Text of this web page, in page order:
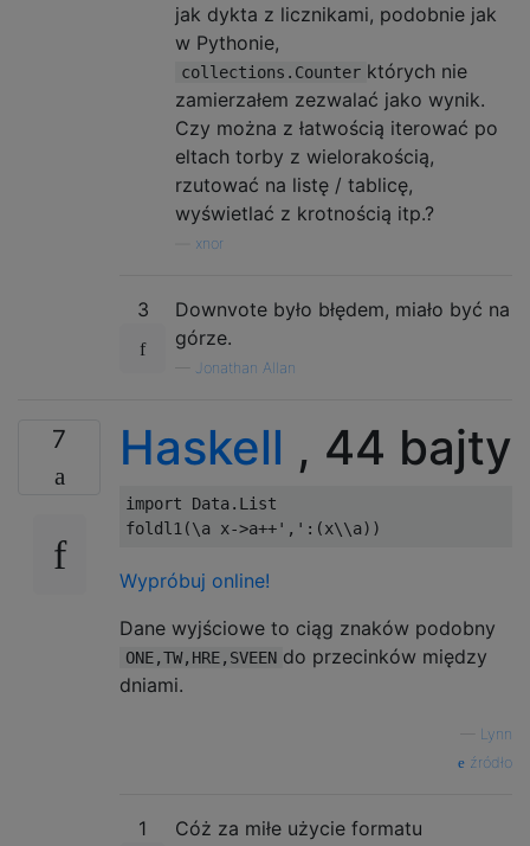
jak dykta z licznikami, podobnie jak
w Pythonie,
collections.Counter których nie
zamierzałem zezwalać jako wynik.
Czy można z łatwością iterować po
eltach torby z wielorakością,
rzutować na listę / tablicę,
wyświetlać z krotnością itp.?
xnor
3
Downvote było błędem, miało być na
górze.
Jonathan Allan
7 Haskell , 44 bajty
import Data.List
foldl1 (\a x->a++',' :(x\\a))
Wypróbuj online!
Dane wyjściowe to ciąg znaków podobny
ONE,TW,HRE,SVEEN do przecinków między
dniami.
Lynn
źródło
1
Cóż za miłe użycie formatu